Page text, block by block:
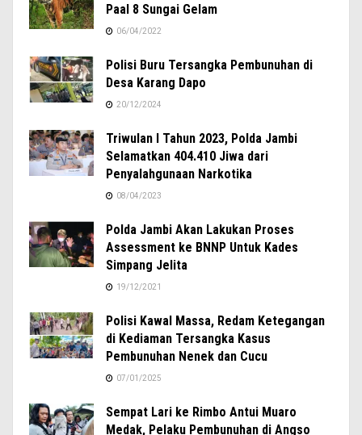
Paal 8 Sungai Gelam
06/04/2022
Polisi Buru Tersangka Pembunuhan di
Desa Karang Dapo
20/12/2024
Triwulan I Tahun 2023, Polda Jambi
Selamatkan 404.410 Jiwa dari
Penyalahgunaan Narkotika
08/04/2023
Polda Jambi Akan Lakukan Proses
Assessment ke BNNP Untuk Kades
Simpang Jelita
19/12/2021
Polisi Kawal Massa, Redam Ketegangan
di Kediaman Tersangka Kasus
Pembunuhan Nenek dan Cucu
07/01/2025
Sempat Lari ke Rimbo Antui Muaro
Medak, Pelaku Pembunuhan di Angso